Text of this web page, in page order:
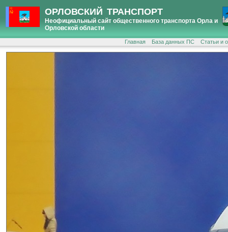
ОРЛОВСКИЙ ТРАНСПОРТ
Неофициальный сайт общественного транспорта Орла и
Орловской области
Главная База данных ПС Статьи и